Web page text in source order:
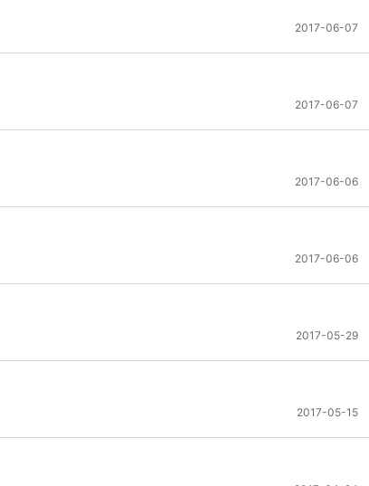
2017-06-07
2017-06-07
2017-06-06
2017-06-06
2017-05-29
2017-05-15